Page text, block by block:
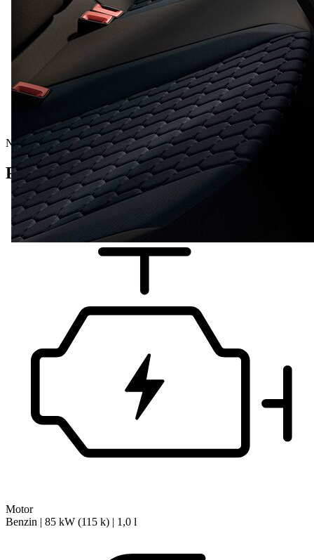
Nový vůz
Podrobnosti o vozidle
Motor
Benzin | 85 kW (115 k) | 1,0 l